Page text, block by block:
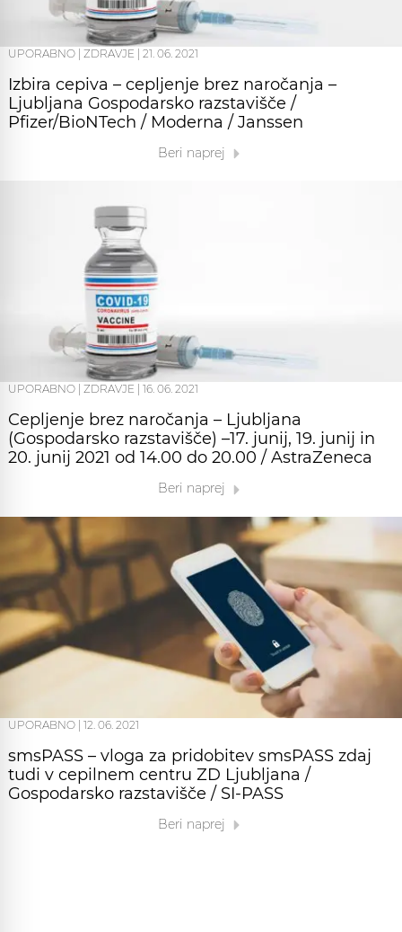
UPORABNO | ZDRAVJE | 21. 06. 2021
Izbira cepiva – cepljenje brez naročanja –
Ljubljana Gospodarsko razstavišče /
Pfizer/BioNTech / Moderna / Janssen
Beri naprej
UPORABNO ZDRAVJE 16. 06. 2021
Cepljenje brez naročanja – Ljubljana
(Gospodarsko razstavišče) –17. junij, 19. junij in
20. junij 2021 od 14.00 do 20.00 / AstraZeneca
Beri naprej
UPORABNO 12. 06. 2021
smsPASS – vloga za pridobitev smsPASS zdaj
tudi v cepilnem centru ZD Ljubljana /
Gospodarsko razstavišče / SI-PASS
Beri naprej